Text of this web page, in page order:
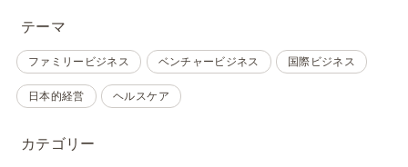
テーマ
ファミリービジネス ベンチャービジネス 国際ビジネス
日本的経営 ヘルスケア
カテゴリー